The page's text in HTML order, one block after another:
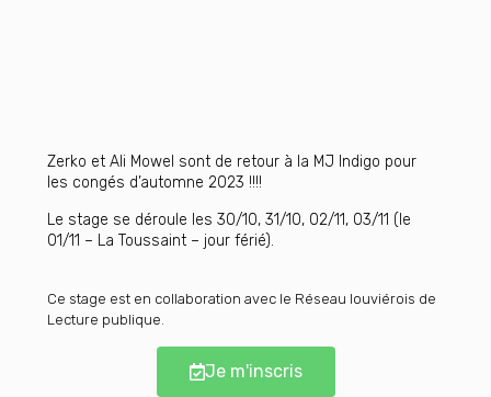
Zerko et Ali Mowel sont de retour à la MJ Indigo pour
les congés d’automne 2023 !!!!
Le stage se déroule les 30/10, 31/10, 02/11, 03/11 (le
01/11 – La Toussaint – jour férié).
Ce stage est en collaboration avec le Réseau louviérois de
Lecture publique.
Je m'inscris